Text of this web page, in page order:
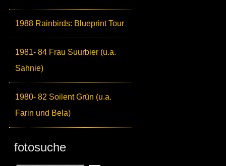
1988 Rainbirds: Blueprint Tour
1981- 84 Frau Suurbier (u.a.
Sahnie)
1980- 82 Soilent Grün (u.a.
Farin und Bela)
fotosuche